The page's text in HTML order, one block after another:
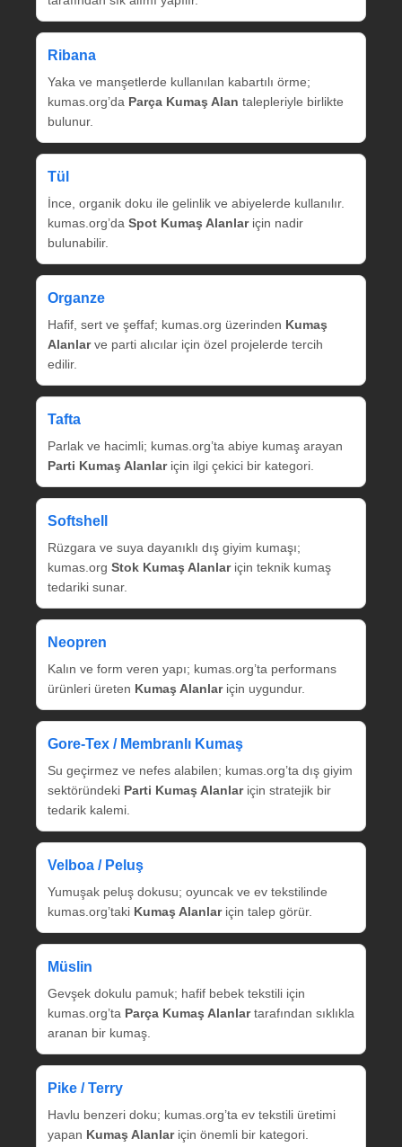
Ribana
Yaka ve manşetlerde kullanılan kabartılı örme;
kumas.org’da Parça Kumaş Alan talepleriyle birlikte
bulunur.
Tül
İnce, organik doku ile gelinlik ve abiyelerde kullanılır.
kumas.org’da Spot Kumaş Alanlariçin nadir
bulunabilir.
Organze
Hafif, sert ve şeffaf; kumas.org üzerinden Kumaş
Alanlarve parti alıcılar için özel projelerde tercih
edilir.
Tafta
Parlak ve hacimli; kumas.org’ta abiye kumaş arayan
Parti Kumaş Alanlariçin ilgi çekici bir kategori.
Softshell
Rüzgara ve suya dayanıklı dış giyim kumaşı;
kumas.org Stok Kumaş Alanlariçin teknik kumaş
tedariki sunar.
Neopren
Kalın ve form veren yapı; kumas.org’ta performans
ürünleri üreten Kumaş Alanlariçin uygundur.
Gore‑Tex / Membranlı Kumaş
Su geçirmez ve nefes alabilen; kumas.org’ta dış giyim
sektöründeki Parti Kumaş Alanlariçin stratejik bir
tedarik kalemi.
Velboa / Peluş
Yumuşak peluş dokusu; oyuncak ve ev tekstilinde
kumas.org’taki Kumaş Alanlariçin talep görür.
Müslin
Gevşek dokulu pamuk; hafif bebek tekstili için
kumas.org’ta Parça Kumaş Alanlartarafından sıklıkla
aranan bir kumaş.
Pike / Terry
Havlu benzeri doku; kumas.org’ta ev tekstili üretimi
yapan Kumaş Alanlariçin önemli bir kategori.